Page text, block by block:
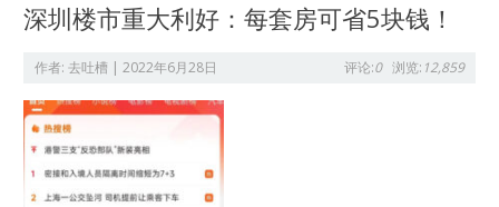
深圳楼市重大利好：每套房可省5块钱！
作者:去吐槽 |2022年6月28日 评论:0 浏览: 12,859